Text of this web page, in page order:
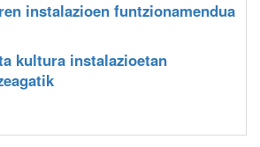
instalazioen funtzionamendua
kultura instalazioetan